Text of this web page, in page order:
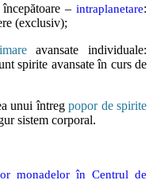
–intraplanetare:
(exclusiv);
avansate individuale:
spirite avansate în curs de
unui întregpopor de spirite
sistem corporal.
monadelor în Centrul de